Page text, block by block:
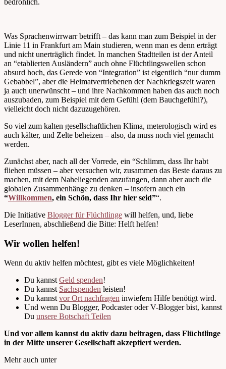
Was Sprachenwirrwarr betrifft – das kann man zum Beispiel in der
Linie 11 in Frankfurt am Main studieren, wenn man es denn erträgt
und nicht unerträglich findet. In manchen Stadtteilen ist der Anteil
an “etablierten Ausländern” auch ohne Flüchtlingswellen schon
absurd hoch, das Gerede von “Integration” ist eigentlich “nur dumm
Gebabbel”, aber die Heimatvertriebenen der Nachkriegszeit waren
ja auch unerwünscht – und ihre Nachkommen haben das auch noch
auszubaden, zum Beispiel mit dem Gefühl (dem Bauchgefühl?),
vielleicht doch nicht dazuzugehören.
So viel zum kalten gesellschaftlichen Klima, meterologisch wird es
auch kälter, und Zelte beheizen – also, da muss noch viel gemacht
werden.
Zunächst aber, nach all der Vorrede, ein “Schlimm, dass Ihr habt
fliehen müssen – aber versuchen wir, zusammen das Beste daraus zu
machen, mit dem Naheliegenden anzufangen, dann aber auch die
globalen Zusammenhänge zu denken – insofern auch ein
“Willkommen, ein Schön, dass Ihr hier seid”“.
Die Initiative Blogger für Flüchtlinge will helfen, und, liebe
LeserInnen, abschließend die Bitte: Helft helfen!
Wir wollen helfen!
Wenn du aktiv helfen möchtest, gibt es viele Möglichkeiten!
Du kannst Geld spenden!
Du kannst Sachspenden leisten!
Du kannst vor Ort nachfragen inwiefern Hilfe benötigt wird.
Und wenn Du Blogger, Podcaster oder V-Blogger bist, kannst
Du unsere Botschaft Teilen
Und vor allem kannst du aktiv dazu beitragen, dass Flüchtlinge
in der Mitte unserer Gesellschaft akzeptiert werden.
Mehr auch unter